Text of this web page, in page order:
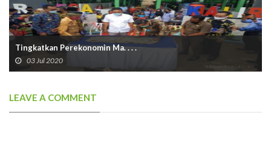
Tingkatkan Perekonomin Ma. . . .
03 Jul 2020
LEAVE A COMMENT